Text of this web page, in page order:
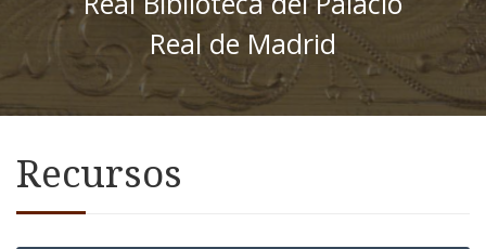
Real de Madrid
Recursos